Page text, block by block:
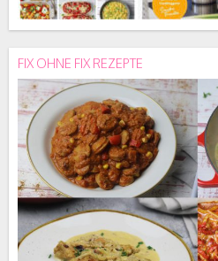
FIX OHNE FIX REZEPTE